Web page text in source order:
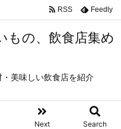
もの、飲食店集め
美味しい飲食店を紹介
Next Search
RSS Feedly